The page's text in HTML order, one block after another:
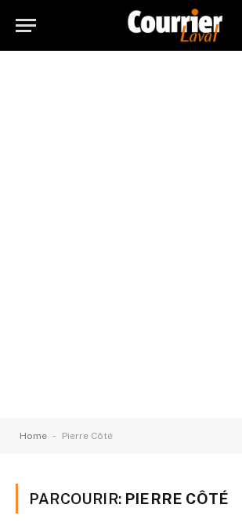
Home - Pierre Côté
PARCOURIR: PIERRE CÔTÉ